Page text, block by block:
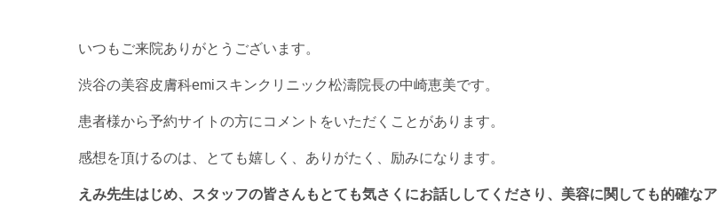
いつもご来院ありがとうございます。
渋谷の美容皮膚科emiスキンクリニック松濤院長の中崎恵美です。
患者様から予約サイトの方にコメントをいただくことがあります。
感想を頂けるのは、とても嬉しく、ありがたく、励みになります。
えみ先生はじめ、スタッフの皆さんもとても気さくにお話ししてくださり、美容に関しても的確な